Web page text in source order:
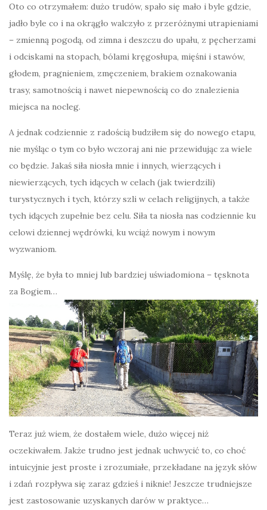
Oto co otrzymałem: dużo trudów, spało się mało i byle gdzie,
jadło byle co i na okrągło walczyło z przeróżnymi utrapieniami
– zmienną pogodą, od zimna i deszczu do upału, z pęcherzami
i odciskami na stopach, bólami kręgosłupa, mięśni i stawów,
głodem, pragnieniem, zmęczeniem, brakiem oznakowania
trasy, samotnością i nawet niepewnością co do znalezienia
miejsca na nocleg.
A jednak codziennie z radością budziłem się do nowego etapu,
nie myśląc o tym co było wczoraj ani nie przewidując za wiele
co będzie. Jakaś siła niosła mnie i innych, wierzących i
niewierzących, tych idących w celach (jak twierdzili)
turystycznych i tych, którzy szli w celach religijnych, a także
tych idących zupełnie bez celu. Siła ta niosła nas codziennie ku
celowi dziennej wędrówki, ku wciąż nowym i nowym
wyzwaniom.
Myślę, że była to mniej lub bardziej uświadomiona – tęsknota
za Bogiem…
Teraz już wiem, że dostałem wiele, dużo więcej niż
oczekiwałem. Jakże trudno jest jednak uchwycić to, co choć
intuicyjnie jest proste i zrozumiałe, przekładane na język słów
i zdań rozpływa się zaraz gdzieś i niknie! Jeszcze trudniejsze
jest zastosowanie uzyskanych darów w praktyce…